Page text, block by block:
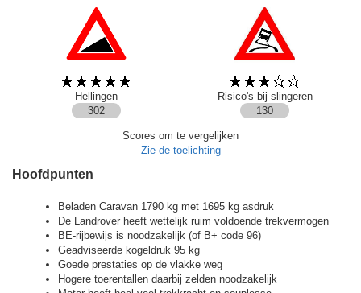
Hellingen
Risico's bij slingeren
302
130
Scores om te vergelijken
Zie de toelichting
Hoofdpunten
Beladen Caravan 1790 kg met 1695 kg asdruk
De Landrover heeft wettelijk ruim voldoende trekvermogen
BE-rijbewijs is noodzakelijk (of B+ code 96)
Geadviseerde kogeldruk 95 kg
Goede prestaties op de vlakke weg
Hogere toerentallen daarbij zelden noodzakelijk